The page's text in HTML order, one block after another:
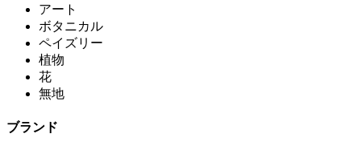
アート
ボタニカル
ペイズリー
植物
花
無地
ブランド